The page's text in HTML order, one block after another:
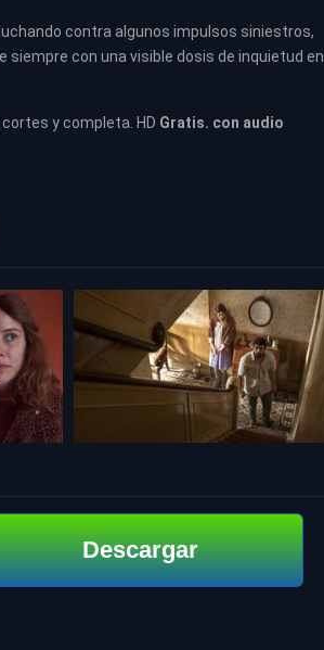
contra algunos impulsos siniestros,
con una visible dosis de inquietud en
cortes y completa. HD Gratis. con audio
Descargar